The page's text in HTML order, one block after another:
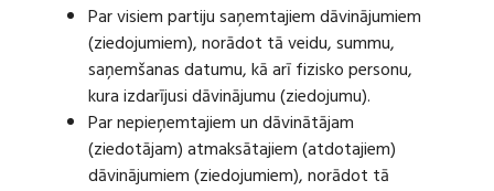
Par visiem partiju saņemtajiem dāvinājumiem
(ziedojumiem), norādot tā veidu, summu,
saņemšanas datumu, kā arī fizisko personu,
kura izdarījusi dāvinājumu (ziedojumu).
Par nepieņemtajiem un dāvinātājam
(ziedotājam) atmaksātajiem (atdotajiem)
dāvinājumiem (ziedojumiem), norādot tā